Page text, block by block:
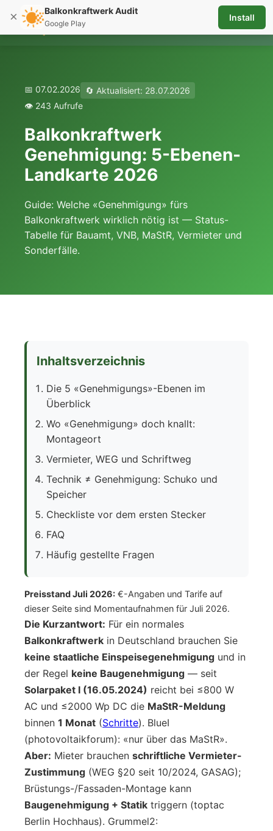
☰
📅 07.02.2026
🔄 Aktualisiert: 28.07.2026
👁️ 243 Aufrufe
Balkonkraftwerk
Genehmigung: 5-Ebenen-
Landkarte 2026
Guide: Welche «Genehmigung» fürs
Balkonkraftwerk wirklich nötig ist — Status-
Tabelle für Bauamt, VNB, MaStR, Vermieter und
Sonderfälle.
Inhaltsverzeichnis
Die 5 «Genehmigungs»-Ebenen im
Überblick
Wo «Genehmigung» doch knallt:
Montageort
Vermieter, WEG und Schriftweg
Technik ≠ Genehmigung: Schuko und
Speicher
Checkliste vor dem ersten Stecker
FAQ
Häufig gestellte Fragen
Preisstand Juli 2026: €-Angaben und Tarife auf
dieser Seite sind Momentaufnahmen für Juli 2026.
Die Kurzantwort: Für ein normales
Balkonkraftwerk in Deutschland brauchen Sie
keine staatliche Einspeisegenehmigung und in
der Regel keine Baugenehmigung — seit
Solarpaket I (16.05.2024) reicht bei ≤800 W
AC und ≤2000 Wp DC die MaStR-Meldung
binnen 1 Monat (Schritte). BlueI
(photovoltaikforum): «nur über das MaStR».
Aber: Mieter brauchen schriftliche Vermieter-
Zustimmung (WEG §20 seit 10/2024, GASAG);
Brüstungs-/Fassaden-Montage kann
Baugenehmigung + Statik triggern (toptac
Berlin Hochhaus). Grummel2:
× Balkonkraftwerk Audit
Google Play
Install